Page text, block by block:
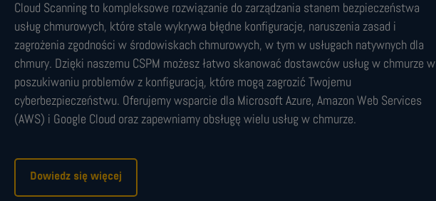
Cloud Scanning to kompleksowe rozwiązanie do zarządzania stanem bezpieczeństwa
usług chmurowych, które stale wykrywa błędne konfiguracje, naruszenia zasad i
zagrożenia zgodności w środowiskach chmurowych, w tym w usługach natywnych dla
chmury. Dzięki naszemu CSPM możesz łatwo skanować dostawców usług w chmurze w
poszukiwaniu problemów z konfiguracją, które mogą zagrozić Twojemu
cyberbezpieczeństwu. Oferujemy wsparcie dla Microsoft Azure, Amazon Web Services
(AWS) i Google Cloud oraz zapewniamy obsługę wielu usług w chmurze.
Dowiedz się więcej